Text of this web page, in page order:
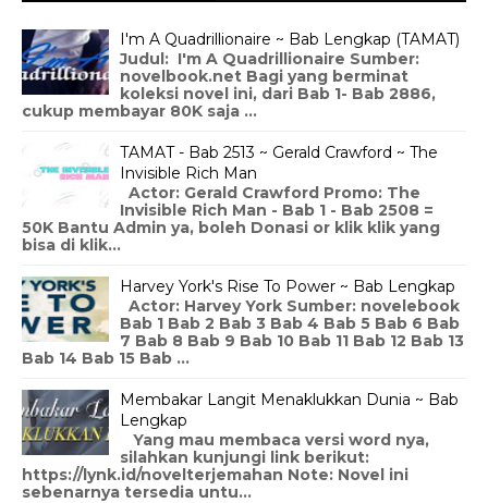
I'm A Quadrillionaire ~ Bab Lengkap (TAMAT)
Judul: I'm A Quadrillionaire Sumber:
novelbook.net Bagi yang berminat
koleksi novel ini, dari Bab 1- Bab 2886,
cukup membayar 80K saja ...
TAMAT - Bab 2513 ~ Gerald Crawford ~ The
Invisible Rich Man
Actor: Gerald Crawford Promo: The
Invisible Rich Man - Bab 1 - Bab 2508 =
50K Bantu Admin ya, boleh Donasi or klik klik yang
bisa di klik...
Harvey York's Rise To Power ~ Bab Lengkap
Actor: Harvey York Sumber: novelebook
Bab 1 Bab 2 Bab 3 Bab 4 Bab 5 Bab 6 Bab
7 Bab 8 Bab 9 Bab 10 Bab 11 Bab 12 Bab 13
Bab 14 Bab 15 Bab ...
Membakar Langit Menaklukkan Dunia ~ Bab
Lengkap
Yang mau membaca versi word nya,
silahkan kunjungi link berikut:
https://lynk.id/novelterjemahan Note: Novel ini
sebenarnya tersedia untu...